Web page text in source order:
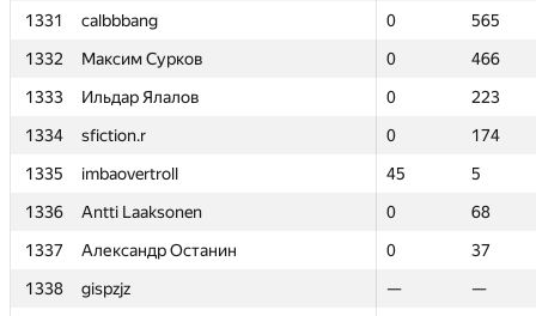
1331
calbbbang 0
565
1332
Максим Сурков 0
466
1333
Ильдар Ялалов 0
223
1334
sfiction.r 0
174
1335
imbaovertroll 45
5
1336
Antti Laaksonen 0
68
1337
Александр Останин 0
37
1338
gispzjz —
—
1331
calbbbang 0
565
1332
Максим Сурков 0
466
1333
Ильдар Ялалов 0
223
1334
sfiction.r 0
174
1335
imbaovertroll 45
5
1336
Antti Laaksonen 0
68
1337
Александр Останин 0
37
1338
gispzjz —
—